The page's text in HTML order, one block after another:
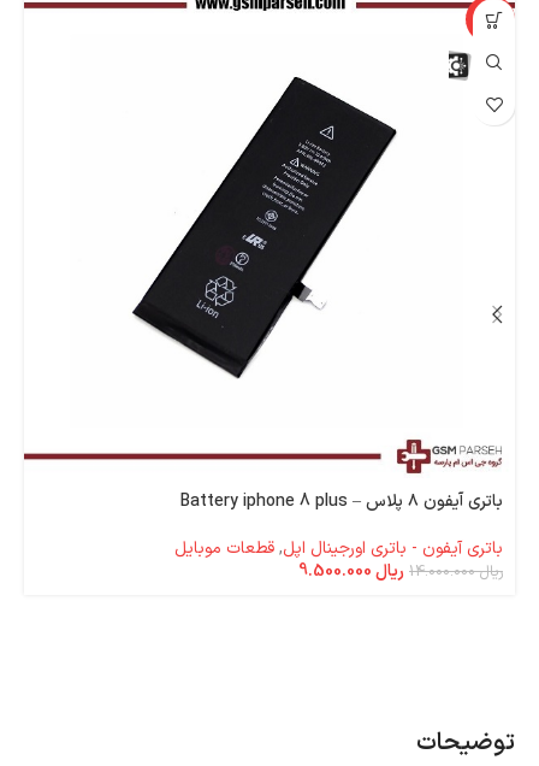
توضیحات
-32%
باتری آیفون ۸ پلاس – Battery iphone 8 plus
باتری آیفون - باتری اورجینال اپل,قطعات موبایل
ریال14.000.000 ریال